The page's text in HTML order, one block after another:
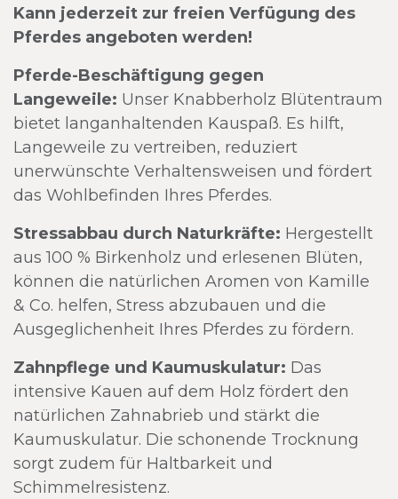
Kann jederzeit zur freien Verfügung des
Pferdes angeboten werden!
Pferde-Beschäftigung gegen
Langeweile: Unser Knabberholz Blütentraum
bietet langanhaltenden Kauspaß. Es hilft,
Langeweile zu vertreiben, reduziert
unerwünschte Verhaltensweisen und fördert
das Wohlbefinden Ihres Pferdes.
Stressabbau durch Naturkräfte: Hergestellt
aus 100 % Birkenholz und erlesenen Blüten,
können die natürlichen Aromen von Kamille
& Co. helfen, Stress abzubauen und die
Ausgeglichenheit Ihres Pferdes zu fördern.
Zahnpflege und Kaumuskulatur: Das
intensive Kauen auf dem Holz fördert den
natürlichen Zahnabrieb und stärkt die
Kaumuskulatur. Die schonende Trocknung
sorgt zudem für Haltbarkeit und
Schimmelresistenz.